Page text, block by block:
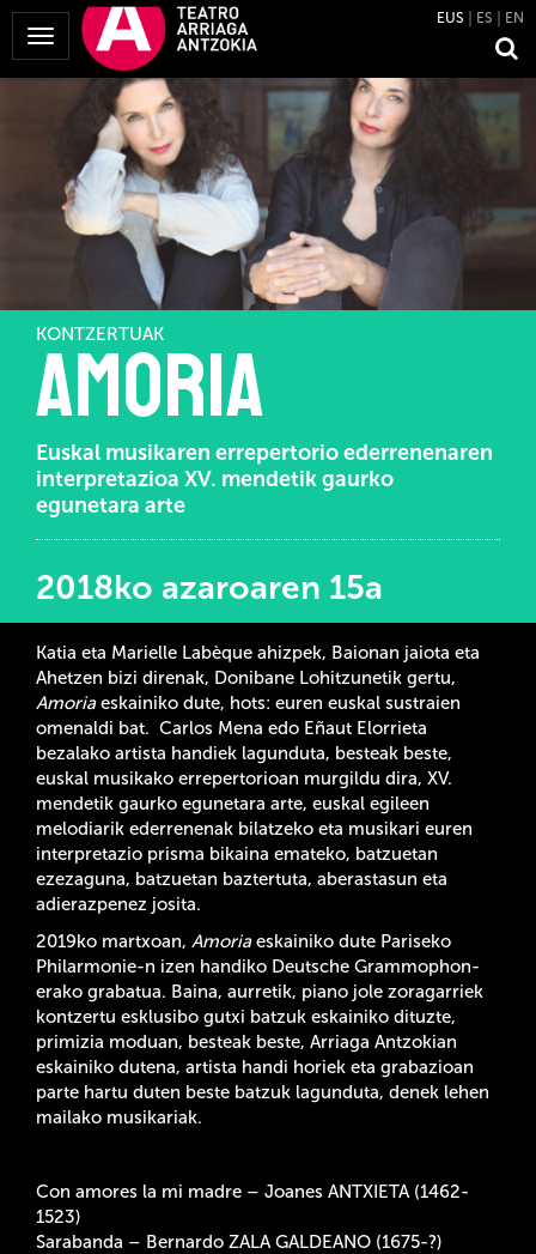
Menua
erakutsi
EUS ES EN
KONTZERTUAK
Amoria
Euskal musikaren errepertorio ederrenenaren
interpretazioa XV. mendetik gaurko
egunetara arte
2018ko azaroaren 15a
Katia eta Marielle Labèque ahizpek, Baionan jaiota eta
Ahetzen bizi direnak, Donibane Lohitzunetik gertu,
Amoriaeskainiko dute, hots: euren euskal sustraien
omenaldi bat. Carlos Mena edo Eñaut Elorrieta
bezalako artista handiek lagunduta, besteak beste,
euskal musikako errepertorioan murgildu dira, XV.
mendetik gaurko egunetara arte, euskal egileen
melodiarik ederrenenak bilatzeko eta musikari euren
interpretazio prisma bikaina emateko, batzuetan
ezezaguna, batzuetan baztertuta, aberastasun eta
adierazpenez josita.
2019ko martxoan, Amoriaeskainiko dute Pariseko
Philarmonie-n izen handiko Deutsche Grammophon-
erako grabatua. Baina, aurretik, piano jole zoragarriek
kontzertu esklusibo gutxi batzuk eskainiko dituzte,
primizia moduan, besteak beste, Arriaga Antzokian
eskainiko dutena, artista handi horiek eta grabazioan
parte hartu duten beste batzuk lagunduta, denek lehen
mailako musikariak.
Con amores la mi madre – Joanes ANTXIETA (1462-
1523)
Sarabanda – Bernardo ZALA GALDEANO (1675-?)